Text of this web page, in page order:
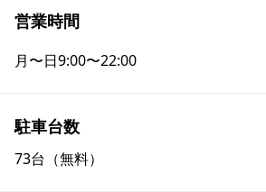
営業時間
月〜日9:00〜22:00
駐車台数
73台（無料）